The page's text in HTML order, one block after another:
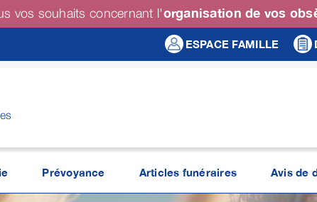
vos souhaits concernant l'organisation de vos
ESPACE FAMILLE
Prévoyance Articles funéraires Avis de